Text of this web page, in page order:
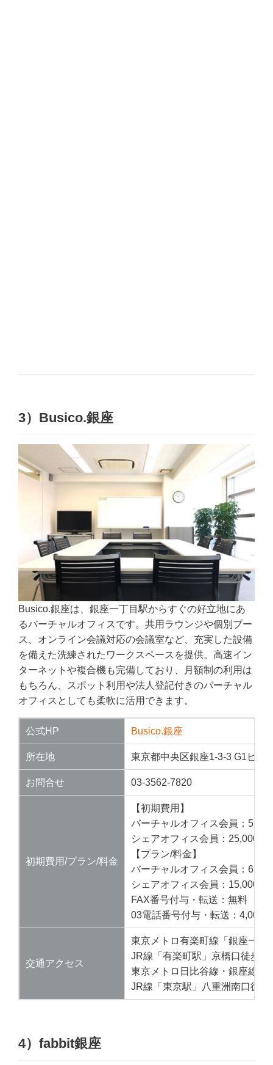
3） Busico.銀座
Busico.銀座は、銀座一丁目駅からすぐの好立地にあ
るバーチャルオフィスです。共用ラウンジや個別ブー
ス、オンライン会議対応の会議室など、充実した設備
を備えた洗練されたワークスペースを提供。高速イン
ターネットや複合機も完備しており、月額制の利用は
もちろん、スポット利用や法人登記付きのバーチャル
オフィスとしても柔軟に活用できます。
公式HP Busico.銀座
所在地 東京都中央区銀座1-3-3 G1ビル
お問合せ 03-3562-7820
初期費用/プラン/料金
【初期費用】
バーチャルオフィス会員：
シェアオフィス会員：25,000円
【プラン/料金】
バーチャルオフィス会員：
シェアオフィス会員：15,000/月
FAX番号付与・転送：無料
03電話番号付与・転送：4,000
交通アクセス
東京メトロ有楽町線「銀座一丁
JR線「有楽町駅」京橋口徒歩4
東京メトロ日比谷線・銀座線・
JR線「東京駅」八重洲南口徒歩
4） fabbit銀座